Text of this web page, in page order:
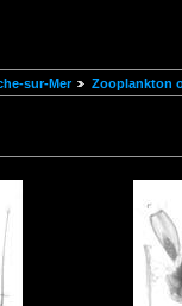
sur-Mer Zooplankton